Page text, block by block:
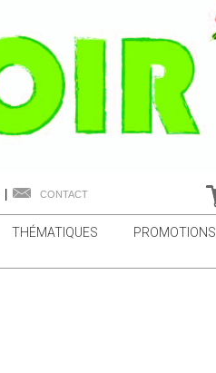
CONTACT
THÉMATIQUES PROMOTIONS